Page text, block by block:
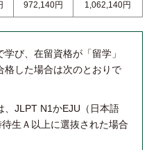
972,140円 1,062,140円
び、在留資格が「留学」
格した場合は次のとおりで
JLPT N1かEJU（日本語
生Ａ以上に選抜された場合